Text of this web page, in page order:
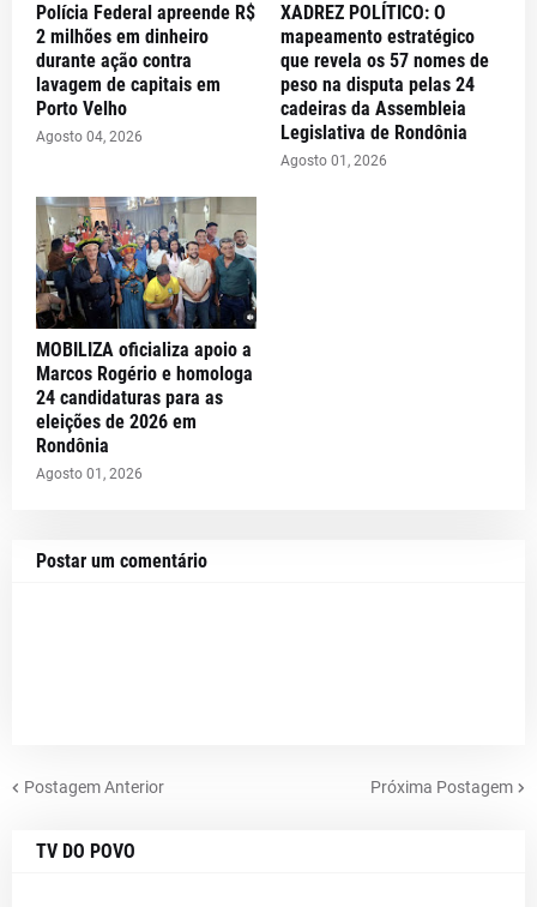
Polícia Federal apreende R$
2 milhões em dinheiro
durante ação contra
lavagem de capitais em
Porto Velho
Agosto 04, 2026
XADREZ POLÍTICO: O
mapeamento estratégico
que revela os 57 nomes de
peso na disputa pelas 24
cadeiras da Assembleia
Legislativa de Rondônia
Agosto 01, 2026
MOBILIZA oficializa apoio a
Marcos Rogério e homologa
24 candidaturas para as
eleições de 2026 em
Rondônia
Agosto 01, 2026
Postar um comentário
Postagem Anterior Próxima Postagem
TV DO POVO